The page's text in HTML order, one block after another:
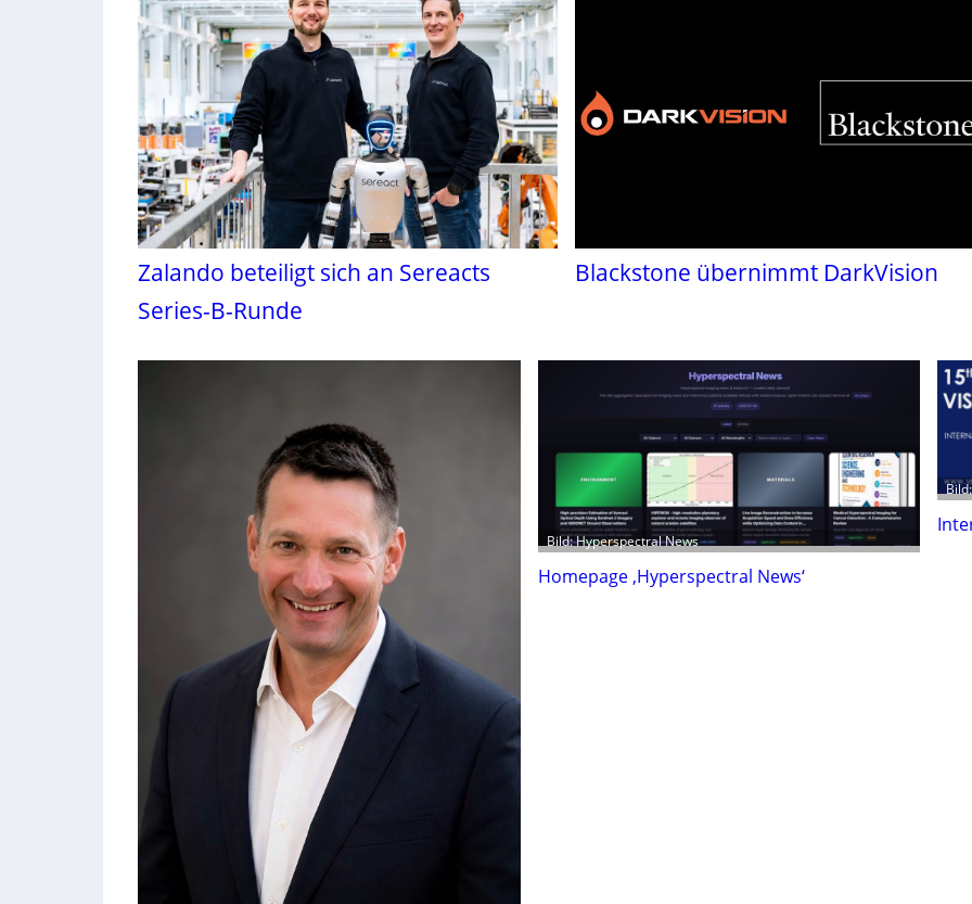
Zalando beteiligt sich an Sereacts
Series-B-Runde
Blackstone übernimmt DarkVision
Bild: Hyperspectral News
Homepage ‚Hyperspectral News‘